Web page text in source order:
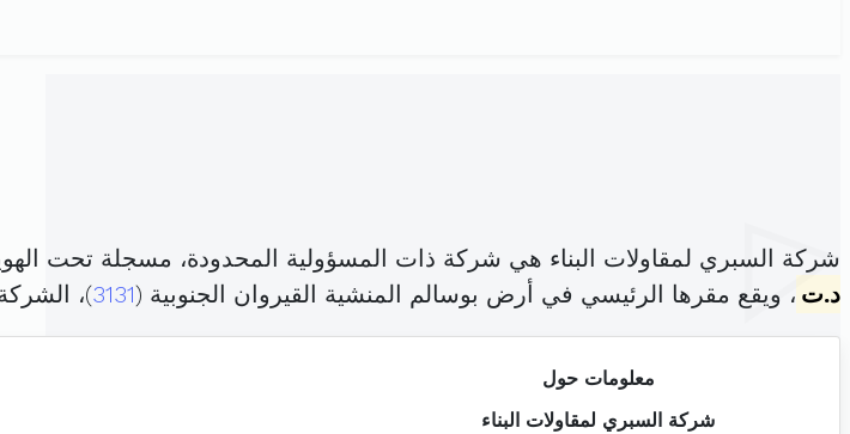
شركة السبري لمقاولات البناء هي شركة ذات المسؤولية المحدودة، مسجلة تحت
د.ت ، ويقع مقرها الرئيسي في أرض بوسالم المنشية القيروان الجنوبية (3131)،
معلومات حول
شركة السبري لمقاولات البناء